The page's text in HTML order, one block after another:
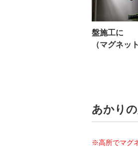
盤施工に
（マグネッ
あかり
※高所でマグ